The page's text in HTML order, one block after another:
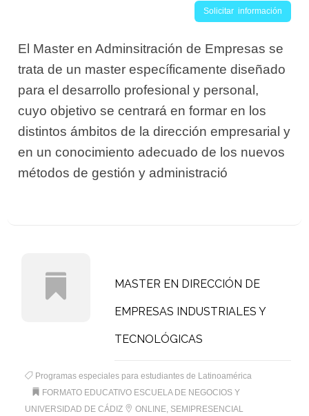
Solicitar información
El Master en Adminsitración de Empresas se
trata de un master específicamente diseñado
para el desarrollo profesional y personal,
cuyo objetivo se centrará en formar en los
distintos ámbitos de la dirección empresarial y
en un conocimiento adecuado de los nuevos
métodos de gestión y administració
MASTER EN DIRECCIÓN DE
EMPRESAS INDUSTRIALES Y
TECNOLÓGICAS
Programas especiales para estudiantes de Latinoamérica
FORMATO EDUCATIVO ESCUELA DE NEGOCIOS Y
UNIVERSIDAD DE CÁDIZ
ONLINE, SEMIPRESENCIAL